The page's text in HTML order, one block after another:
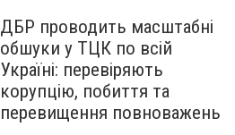
ДБР проводить масштабні
обшуки у ТЦК по всій
Україні: перевіряють
корупцію, побиття та
перевищення повноважень